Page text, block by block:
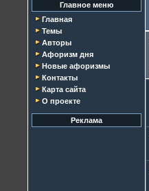
Главное меню
Главная
Темы
Авторы
Афоризм дня
Новые афоризмы
Контакты
Карта сайта
О проекте
Реклама